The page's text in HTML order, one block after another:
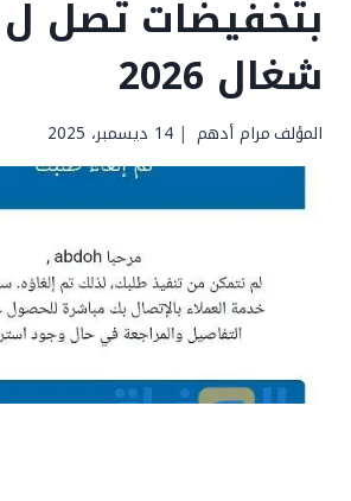
شغال 2026
المؤلفمرام أدهم 14 ديسمبر، 2025